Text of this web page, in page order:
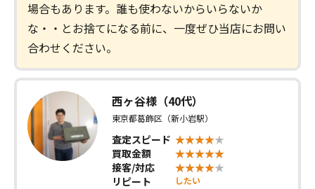
場合もあります。誰も使わないからいらないか
な・・とお捨てになる前に、一度ぜひ当店にお問い
合わせください。
西ヶ谷様（40代）
東京都葛飾区（新小岩駅）
査定スピード
買取金額
接客/対応
リピート
したい